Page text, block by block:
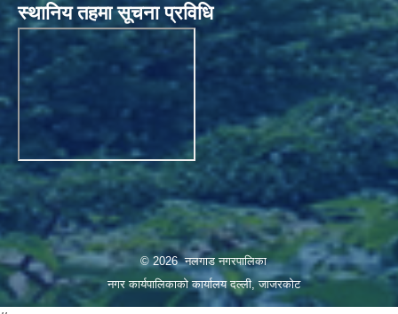
स्थानिय तहमा सूचना प्रविधि
© 2026 नलगाड नगरपालिका
नगर कार्यपालिकाको कार्यालय दल्ली, जाजरकाेट